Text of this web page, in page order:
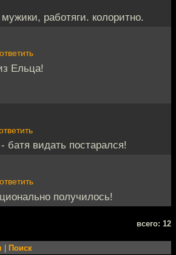
работяги. колоритно.
ответить
Ельца!
батя видать постарался!
ответить
получилось!
всего: 12
| Поиск